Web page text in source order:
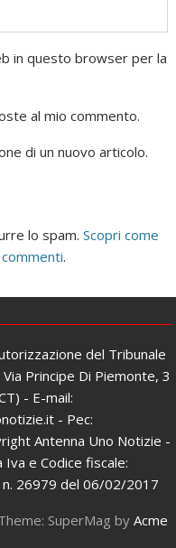
in questo browser per la
al mio commento.
di un nuovo articolo.
lo spam.Scopri come
.
del Tribunale
Principe Di Piemonte, 3
- E-mail:
- Pec:
Antenna Uno Notizie -
e Codice fiscale:
26979 del 06/02/2017
SuperMag byAcme